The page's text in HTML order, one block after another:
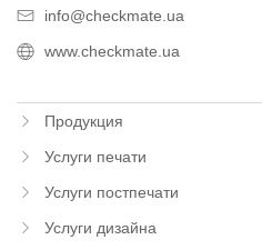
info@checkmate.ua
www.checkmate.ua
Продукция
Услуги печати
Услуги постпечати
Услуги дизайна